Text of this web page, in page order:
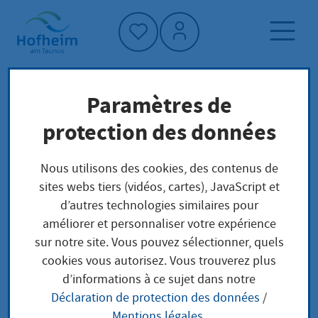
Accueil"
Page d'accueil
Trouver un service
Préoccupations locales
Approbation (Zulassung) als Tierarzt
beantragen
Approbation
(Zulassung) als
Paramètres de
protection des données
Nous utilisons des cookies, des contenus de
sites webs tiers (vidéos, cartes), JavaScript et
d’autres technologies similaires pour
améliorer et personnaliser votre expérience
sur notre site. Vous pouvez sélectionner, quels
cookies vous autorisez. Vous trouverez plus
d’informations à ce sujet dans notre
Déclaration de protection des données /